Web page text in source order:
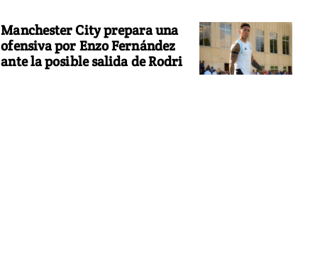
Manchester City prepara una
ofensiva por Enzo Fernández
ante la posible salida de Rodri